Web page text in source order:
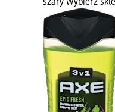
szary Wybierz